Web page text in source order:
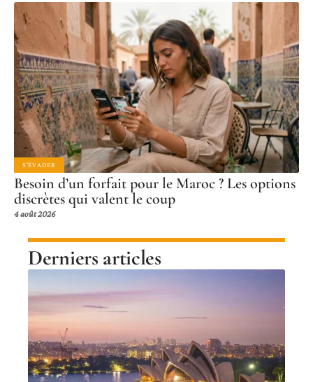
S'ÉVADER
Besoin d’un forfait pour le Maroc ? Les options
discrètes qui valent le coup
4 août 2026
Derniers articles